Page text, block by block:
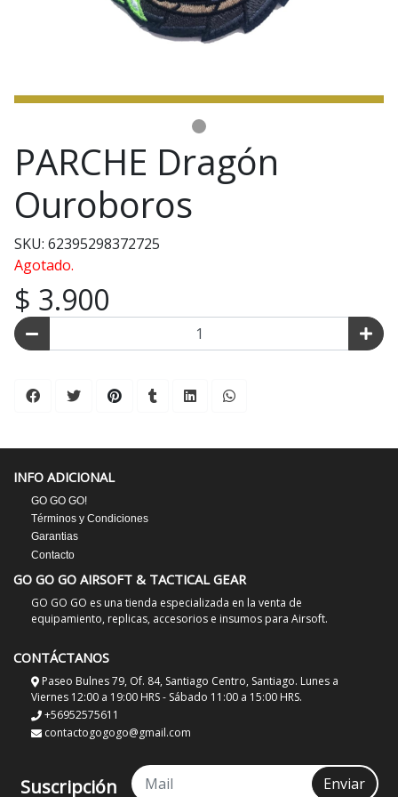
PARCHE Dragón
Ouroboros
SKU: 62395298372725
Agotado.
$ 3.900
INFO ADICIONAL
GO GO GO!
Términos y Condiciones
Garantias
Contacto
GO GO GO AIRSOFT & TACTICAL GEAR
GO GO GO es una tienda especializada en la venta de
equipamiento, replicas, accesorios e insumos para Airsoft.
CONTÁCTANOS
Paseo Bulnes 79, Of. 84, Santiago Centro, Santiago. Lunes a
Viernes 12:00 a 19:00 HRS - Sábado 11:00 a 15:00 HRS.
+56952575611
contactogogogo@gmail.com
Suscripción Enviar